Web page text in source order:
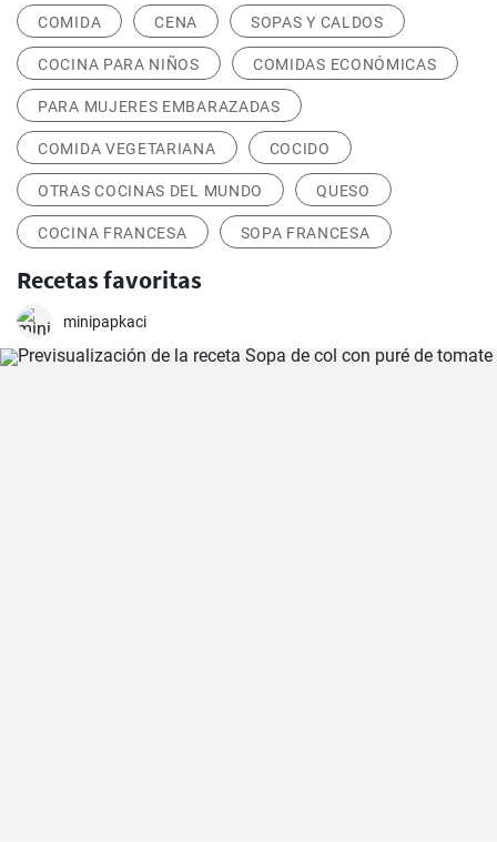
COMIDA CENA SOPAS Y CALDOS
COCINA PARA NIÑOS COMIDAS ECONÓMICAS
PARA MUJERES EMBARAZADAS
COMIDA VEGETARIANA COCIDO
OTRAS COCINAS DEL MUNDO QUESO
COCINA FRANCESA SOPA FRANCESA
Recetas favoritas
minipapkaci